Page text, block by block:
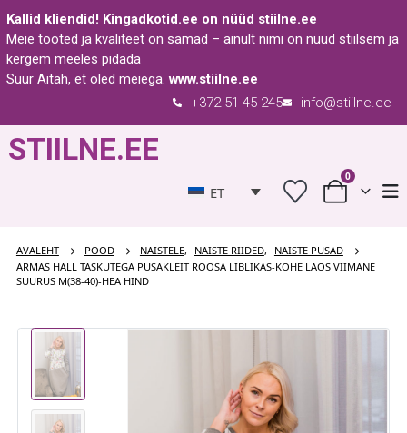
Kallid kliendid! Kingadkotid.ee on nüüd stiilne.ee
Meie tooted ja kvaliteet on samad – ainult nimi on nüüd stiilsem ja
kergem meeles pidada
Suur Aitäh, et oled meiega.www.stiilne.ee
info@stiilne.ee
+372 51 45 245
STIILNE.EE
ET
0
AVALEHT POOD NAISTELE, NAISTE RIIDED,
NAISTE PUSAD
ARMAS HALL TASKUTEGA PUSAKLEIT ROOSA LIBLIKAS-KOHE LAOS VIIMANE
SUURUS M(38-40)-HEA HIND